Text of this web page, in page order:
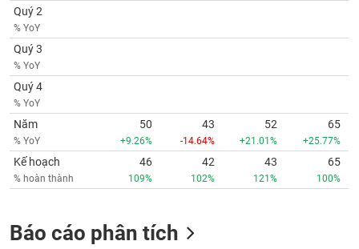
Quý 2
% YoY
Quý 3
% YoY
Quý 4
% YoY
Năm
% YoY
50
+9.26%
43
-14.64%
52
+21.01%
65
+25.77%
Kế hoạch
% hoàn thành
46
109%
42
102%
43
121%
65
100%
Báo cáo phân tích
Lãnh
đạo
(-)
Tất cả
Tin
tức
(-)
viết
của